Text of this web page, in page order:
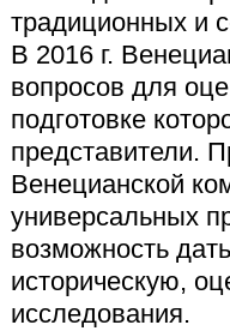
традиционных и
В 2016 г.
вопросов для
подготовке
представители.
Венецианской
универсальных
возможность
историческую,
исследования.